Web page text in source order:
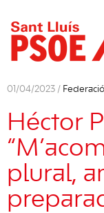
01/04/2023 /
Héctor
plural,